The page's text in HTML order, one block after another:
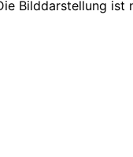
Bilddarstellung ist